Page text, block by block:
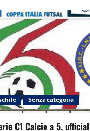
Senza categoria
C1 Calcio a 5,